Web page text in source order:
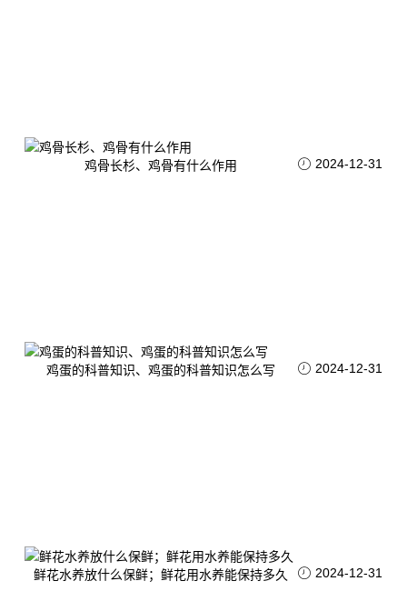
鸡骨长杉、鸡骨有什么作用 2024-12-31
鸡蛋的科普知识、鸡蛋的科普知识怎么写 2024-12-31
鲜花水养放什么保鲜；鲜花用水养能保持多久 2024-12-31